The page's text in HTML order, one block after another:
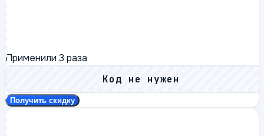
Применили 3 раза
Код не нужен
Получить скидку